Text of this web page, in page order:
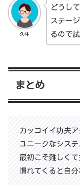
久斗
どうし
ステー
るので
まとめ
カッコイイ功夫
ユニークなシステ
最初こそ難しくて
慣れてくると自分